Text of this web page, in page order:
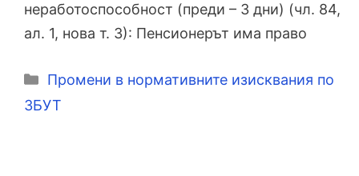
неработоспособност (преди – 3 дни) (чл. 84,
ал. 1, нова т. 3): Пенсионерът има право
Категории
Промени в нормативните изисквания по
ЗБУТ